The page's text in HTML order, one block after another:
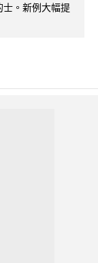
。新例大幅提